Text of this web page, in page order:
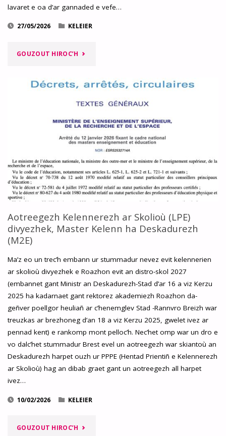
lavaret e oa d’ar gannaded e vefe…
27/05/2026 KELEIER
GOUZOUT HIROC’H "KEMENNADENN
AR
BAK
:
UR
KENTAÑ
WAR-
UR
GWIR
EVIT
Aotreegezh Kelennerezh ar Skolioù (LPE)
divyezhek, Master Kelenn ha Deskadurezh
(M2E)
Ma’z eo un trec’h embann ur stummadur nevez evit kelennerien
ar skolioù divyezhek e Roazhon evit an distro-skol 2027
(embannet gant Ministr an Deskadurezh-Stad d’ar 16 a viz Kerzu
2025 ha kadarnaet gant rektorez akademiezh Roazhon da-
geñver poellgor heuliañ ar c’henemglev Stad -Rannvro Breizh war
treuzkas ar brezhoneg d’an 18 a viz Kerzu 2025, gwelet ivez ar
pennad kent) e rankomp mont pelloc’h. Nec’het omp war un dro e
vo dalc’het stummadur Brest evel un aotreegezh war skiantoù an
Deskadurezh harpet ouzh ur PPPE (Hentad Prientiñ e Kelennerezh
ar Skolioù) hag an dibab graet gant un aotreegezh all harpet
ivez…
10/02/2026 KELEIER
GOUZOUT HIROC’H "AOTREEGEZH